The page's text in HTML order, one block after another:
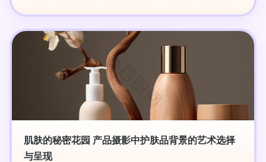
肌肤的秘密花园 产品摄影中护肤品背景的艺术选择
与呈现